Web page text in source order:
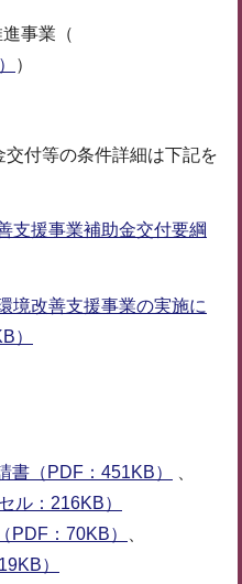
事業（
）
付等の条件詳細は下記を
支援事業補助金交付要綱
改善支援事業の実施に
）
書（PDF：451KB）
ル：216KB）
PDF：70KB）
）